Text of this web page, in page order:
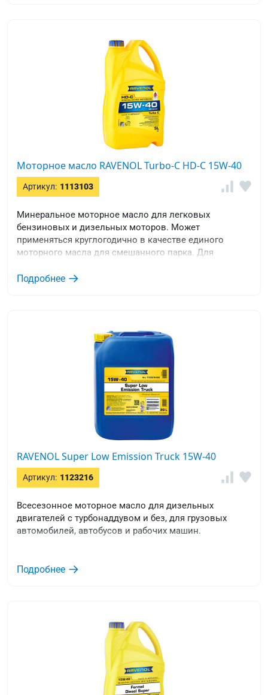
Моторное масло RAVENOL Turbo-C HD-C 15W-40
Артикул: 1113103
Минеральное моторное масло для легковых
бензиновых и дизельных моторов. Может
применяться круглогодично в качестве единого
моторного масла для смешанного парка. Для
Подробнее
RAVENOL Super Low Emission Truck 15W-40
Артикул: 1123216
Всесезонное моторное масло для дизельных
двигателей с турбонаддувом и без, для грузовых
автомобилей, автобусов и рабочих машин.
Подробнее